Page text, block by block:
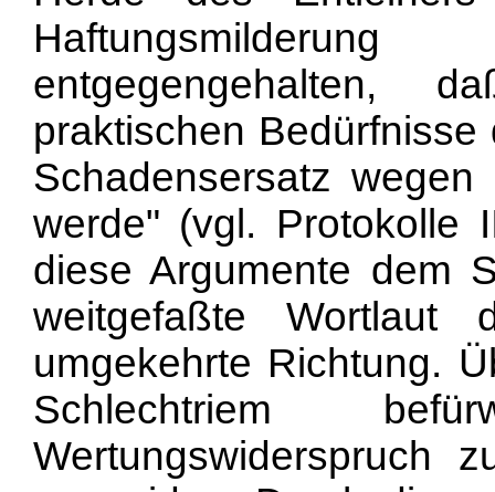
entgegengehalten,
praktischen
Schadensersatz
werde" (vgl. Protokolle
diese Argumente dem
weitgefaßte
umgekehrte Richtung.
Schlechtriem